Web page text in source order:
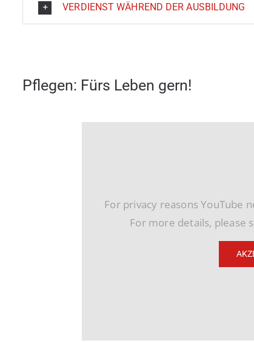
VERDIENST WÄHREND DER AUSBILDUNG
Pflegen: Fürs Leben gern!
For privacy reasons YouTube
For more details, please